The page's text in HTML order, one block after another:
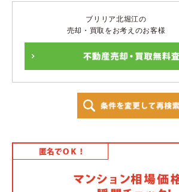
ブリリア北堀江の
売却・買取をお考えのお客様